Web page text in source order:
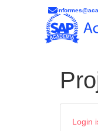
Login